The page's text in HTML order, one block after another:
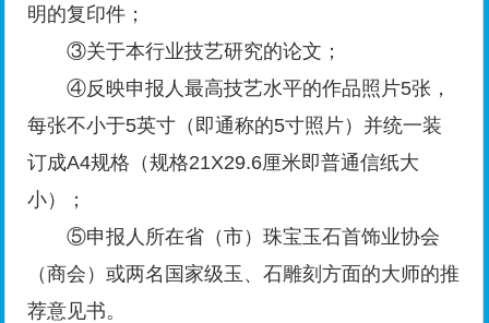
明的复印件；
③关于本行业技艺研究的论文；
④反映申报人最高技艺水平的作品照片5张，
每张不小于5英寸（即通称的5寸照片）并统一装
订成A4规格（规格21X29.6厘米即普通信纸大
小）；
⑤申报人所在省（市）珠宝玉石首饰业协会
（商会）或两名国家级玉、石雕刻方面的大师的推
荐意见书。